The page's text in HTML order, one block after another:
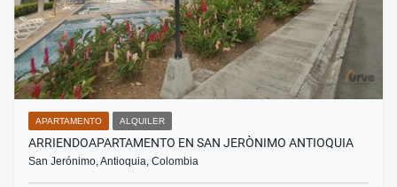
APARTAMENTO ALQUILER
ARRIENDOAPARTAMENTO EN SAN JERÒNIMO ANTIOQUIA
San Jerónimo, Antioquia, Colombia